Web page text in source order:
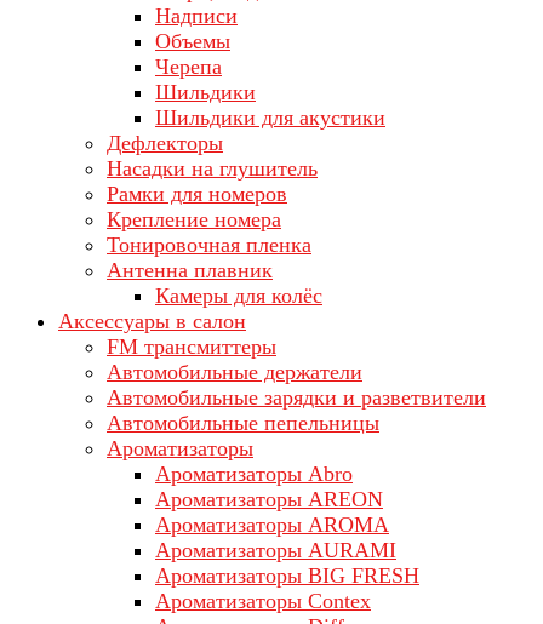
Надписи
Объемы
Черепа
Шильдики
Шильдики для акустики
Дефлекторы
Насадки на глушитель
Рамки для номеров
Крепление номера
Тонировочная пленка
Антенна плавник
Камеры для колёс
Аксессуары в салон
FM трансмиттеры
Автомобильные держатели
Автомобильные зарядки и разветвители
Автомобильные пепельницы
Ароматизаторы
Ароматизаторы Abro
Ароматизаторы AREON
Ароматизаторы AROMA
Ароматизаторы AURAMI
Ароматизаторы BIG FRESH
Ароматизаторы Contex